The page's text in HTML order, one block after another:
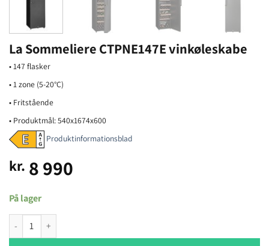
La Sommeliere CTPNE147E vinkøleskabe
• 147 flasker
• 1 zone (5-20°C)
• Fritstående
• Produktmål: 540x1674x600
Produktinformationsblad
kr. 8 990
På lager
La Sommeliere CTPNE147E vinkøleskabe antal